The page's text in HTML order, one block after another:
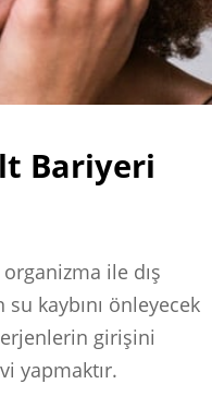
Bariyeri
ile dış
kaybını önleyecek
girişini
yapmaktır.